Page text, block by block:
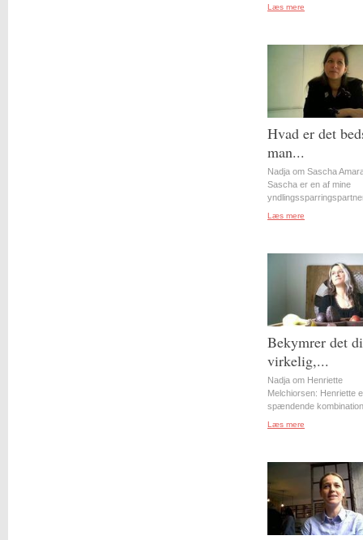
Læs mere
Hvad er det
man...
Nadja om Sascha
Sascha er en af mine
Læs mere
Bekymrer det
virkelig,...
Nadja om Henriette
Melchiorsen: Henriette
spændende
Læs mere